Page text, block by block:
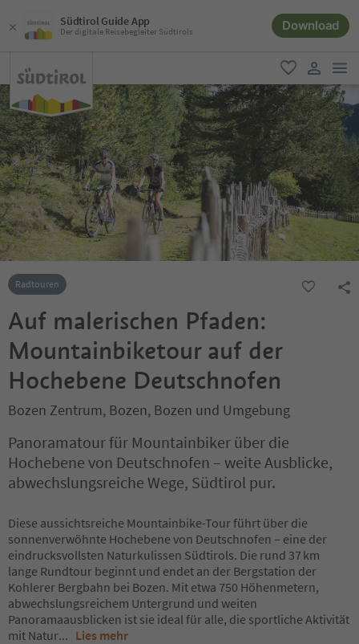
Südtirol Guide App
Der digitale Reisebegleiter Südtirols Download
favorit
user link
Radtouren
Auf malerischen Pfaden:
Mountainbiketour auf der
Hochebene Deutschnofen
Bozen Zentrum, Bozen, Bozen und Umgebung
Panoramatour für Mountainbiker über die
Hochebene von Deutschnofen – weite Ausblicke,
abwechslungsreiche Wege, Südtirol pur.
Diese aussichtsreiche Mountainbike-Tour führt über die
sonnenverwöhnte Hochebene von Deutschnofen – eine der
eindrucksvollsten Naturkulissen Südtirols. Die rund 37 km
lange Rundtour beginnt und endet an der Bergstation der
Kohlerer Bergbahn bei Bozen. Mit etwa 750 Höhenmetern,
abwechslungsreichem Untergrund und weiten
Panoramaausblicken ist sie ideal für alle, die sportliche Aktivität
mit Natur... Lies mehr